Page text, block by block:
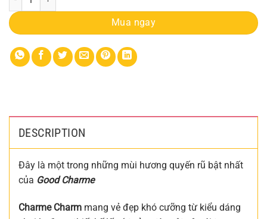
Mua ngay
DESCRIPTION
Đây là một trong những mùi hương quyến rũ bật nhất
của Good Charme
Charme Charm mang vẻ đẹp khó cưỡng từ kiểu dáng